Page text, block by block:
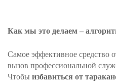
Как мы это делаем –
Самое эффективное средство
вызов профессиональной
Чтобы избавиться от